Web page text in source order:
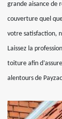
grande aisance de
couverture quel
votre satisfaction,
Laissez la
toiture afin
alentours de